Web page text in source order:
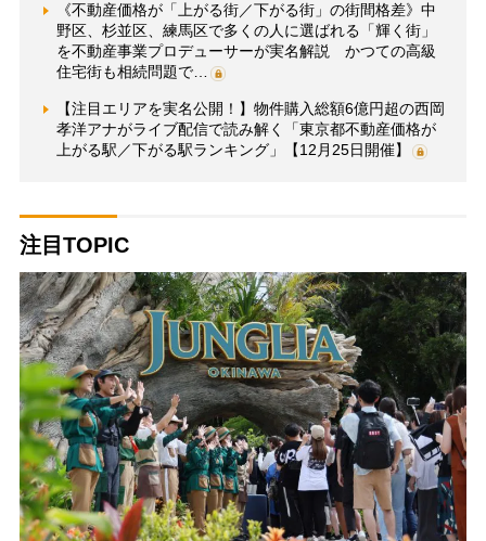
《不動産価格が「上がる街／下がる街」の街間格差》中
野区、杉並区、練馬区で多くの人に選ばれる「輝く街」
を不動産事業プロデューサーが実名解説 かつての高級
住宅街も相続問題で…
【注目エリアを実名公開！】物件購入総額6億円超の西岡
孝洋アナがライブ配信で読み解く「東京都不動産価格が
上がる駅／下がる駅ランキング」【12月25日開催】
注目TOPIC